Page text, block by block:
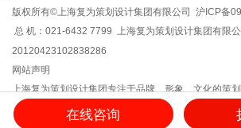
版权所有©上海复为策划设计集团有限公司 沪ICP备
总 机：021-6432 7799 上海复为策划设计集团
20120423102838286
网站声明
上海复为策划设计集团专注于品牌、形象、文化的策
司
企业文化建设 /企业vi设计 企业文化建设方案 品牌
在线咨询